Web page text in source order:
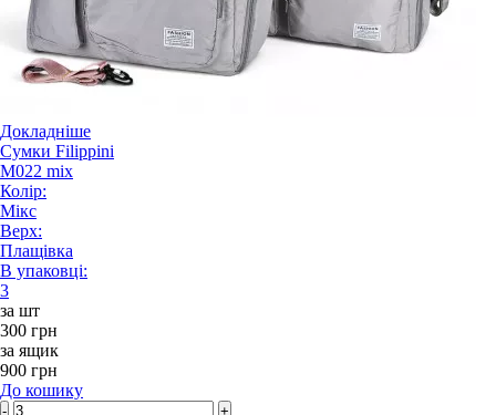
Докладніше
Сумки Filippini
M022 mix
Колір:
Мікс
Верх:
Плащівка
В упаковці:
3
за шт
300 грн
за ящик
900 грн
До кошику
-
+